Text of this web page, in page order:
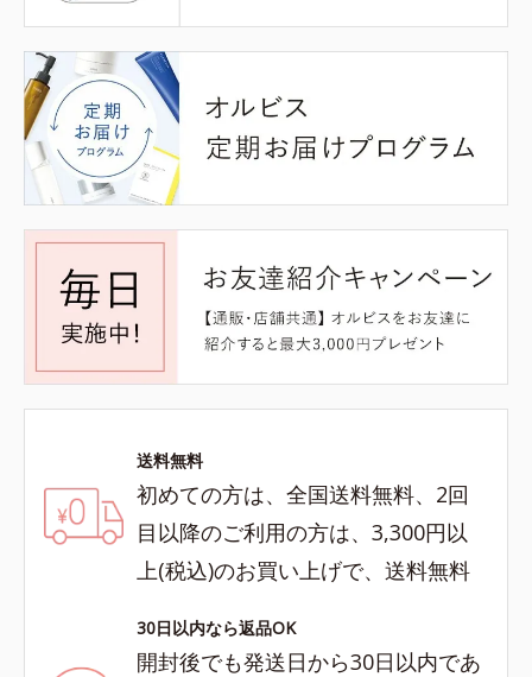
送料無料
初めての方は、全国送料無料、2回
目以降のご利用の方は、3,300円以
上(税込)のお買い上げで、送料無料
30日以内なら返品OK
開封後でも発送日から30日以内であ